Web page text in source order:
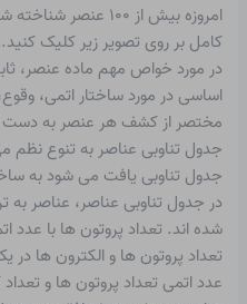
امروزه بیش از ۱۰۰
کامل بر روی تصویر زیر کلیک کنید.
در مورد خواص مهم ماده عنصر،
اساسی در مورد ساختار اتمی،
مختصر از کشف هر عنصر به دست
جدول تناوبی عناصر به تنوع
جدول تناوبی یافت می شود به
در جدول تناوبی عناصر، عناصر به
شده اند. تعداد پروتون ها با عدد
تعداد پروتون ها و الکترون ها
عدد اتمی تعداد پروتون ها و